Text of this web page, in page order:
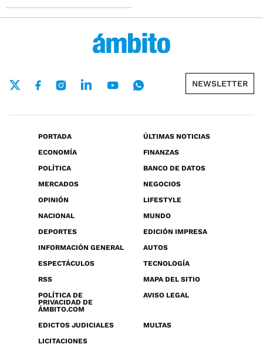
NEWSLETTER
PORTADA
ÚLTIMAS NOTICIAS
ECONOMÍA
FINANZAS
POLÍTICA
BANCO DE DATOS
MERCADOS
NEGOCIOS
OPINIÓN
LIFESTYLE
NACIONAL
MUNDO
DEPORTES
EDICIÓN IMPRESA
INFORMACIÓN GENERAL
AUTOS
ESPECTÁCULOS
TECNOLOGÍA
RSS
MAPA DEL SITIO
POLÍTICA DE
PRIVACIDAD DE
ÁMBITO.COM
AVISO LEGAL
EDICTOS JUDICIALES
MULTAS
LICITACIONES